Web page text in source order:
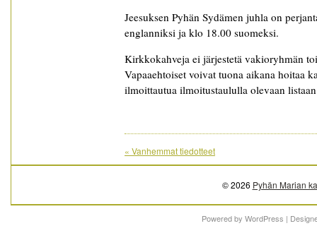
Jeesuksen Pyhän Sydämen juhla on
englanniksi ja klo 18.00 suomeksi.
Kirkkokahveja ei järjestetä vakioryhmän
Vapaaehtoiset voivat tuona aikana hoitaa
ilmoittautua ilmoitustaululla olevaan
« Vanhemmat tiedotteet
© 2026 Pyhän Marian
Powered by WordPress |